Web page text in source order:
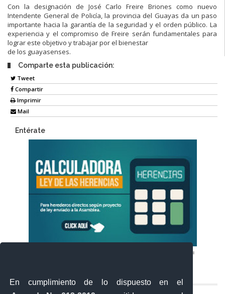
En cumplimiento de lo dispuesto en el
Con la designación de José Carlo Freire Briones como nuevo
Intendente General de Policía, la provincia del Guayas da un paso
importante hacia la garantía de la seguridad y el orden público. La
experiencia y el compromiso de Freire serán fundamentales para
lograr este objetivo y trabajar por el bienestar
de los guayasenses.
Comparte esta publicación:
Tweet
Compartir
Imprimir
Mail
Entérate